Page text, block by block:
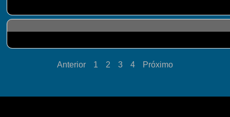
Anterior 1 2 3 4 Próximo